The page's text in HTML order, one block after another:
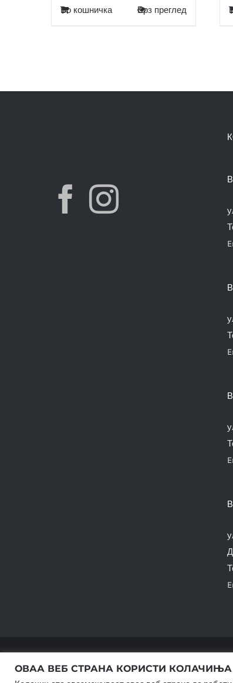
Во кошничка Брз преглед
ОВАА ВЕБ СТРАНА КОРИСТИ КОЛАЧИЊА